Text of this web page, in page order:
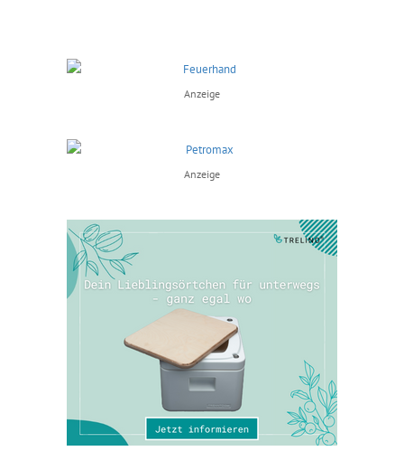
Anzeige
Anzeige